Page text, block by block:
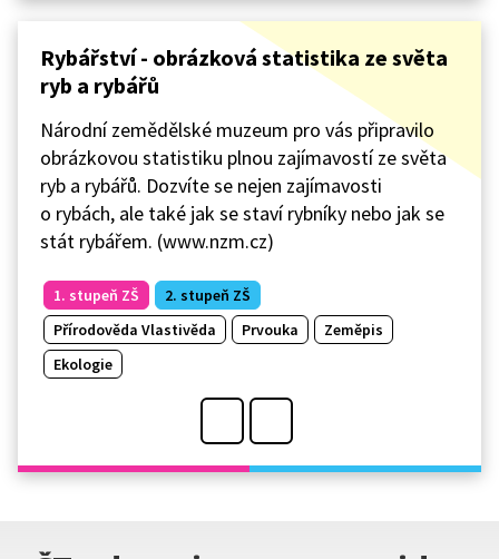
Rybářství - obrázková statistika ze světa
ryb a rybářů
Národní zemědělské muzeum pro vás připravilo
obrázkovou statistiku plnou zajímavostí ze světa
ryb a rybářů. Dozvíte se nejen zajímavosti
o rybách, ale také jak se staví rybníky nebo jak se
stát rybářem. (www.nzm.cz)
1. stupeň ZŠ
2. stupeň ZŠ
Přírodověda Vlastivěda
Prvouka
Zeměpis
Ekologie